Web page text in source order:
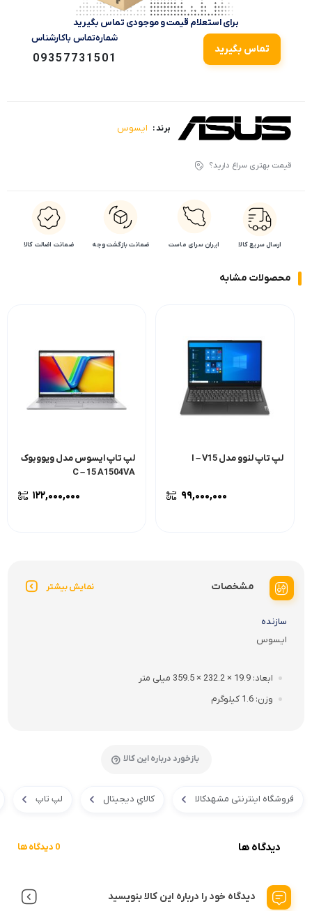
برای استعلام قیمت و موجودی تماس بگیرید
تماس بگیرید
شماره‌تماس‌ با‌کارشناس
09357731501
برند : ایسوس
قیمت بهتری سراغ دارید؟
ارسال سریع کالا ایران سرای ماست ضمانت بازگشت وجه ضمانت اضالت کالا
محصولات مشابه
لپ تاپ لنوو مدل I – V15
۹۹,۰۰۰,۰۰۰
لپ تاپ ایسوس مدل ویووبوک
C – 15 A1504VA
۱۲۲,۰۰۰,۰۰۰
مشخصات نمایش بیشتر
سازنده
ایسوس
ابعاد 19.9 × 232.2 × 359.5 میلی متر
وزن 1.6 کیلوگرم
بازخورد درباره این کالا
فروشگاه اینترنتی مشهدکالا کالاي ديجيتال لپ تاپ
دیدگاه ها 0 دیدگاه ها
دیدگاه خود را درباره این کالا بنویسید